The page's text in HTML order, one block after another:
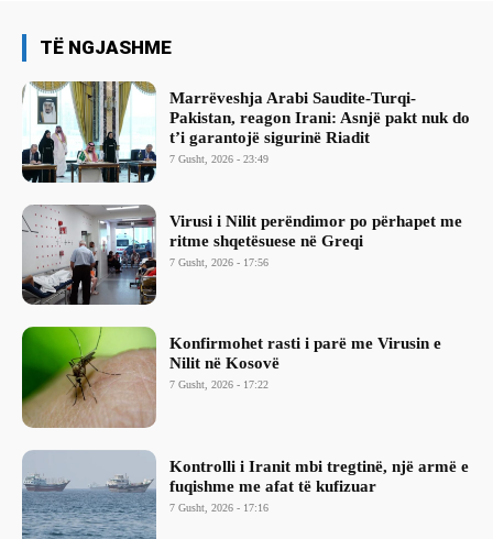
TË NGJASHME
Marrëveshja Arabi Saudite-Turqi-
Pakistan, reagon Irani: Asnjë pakt nuk do
t’i garantojë sigurinë Riadit
7 Gusht, 2026 - 23:49
Virusi i Nilit perëndimor po përhapet me
ritme shqetësuese në Greqi
7 Gusht, 2026 - 17:56
Konfirmohet rasti i parë me Virusin e
Nilit në Kosovë
7 Gusht, 2026 - 17:22
Kontrolli i Iranit mbi tregtinë, një armë e
fuqishme me afat të kufizuar
7 Gusht, 2026 - 17:16